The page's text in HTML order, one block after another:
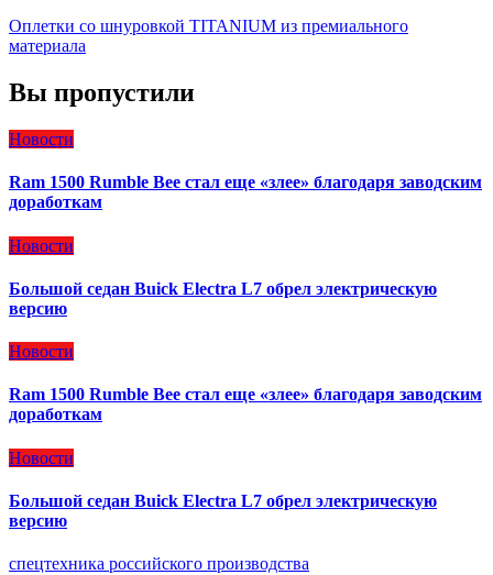
Оплетки со шнуровкой TITANIUM из премиального
материала
Вы пропустили
Новости
Ram 1500 Rumble Bee стал еще «злее» благодаря заводским
доработкам
Новости
Большой седан Buick Electra L7 обрел электрическую
версию
Новости
Ram 1500 Rumble Bee стал еще «злее» благодаря заводским
доработкам
Новости
Большой седан Buick Electra L7 обрел электрическую
версию
спецтехника российского производства